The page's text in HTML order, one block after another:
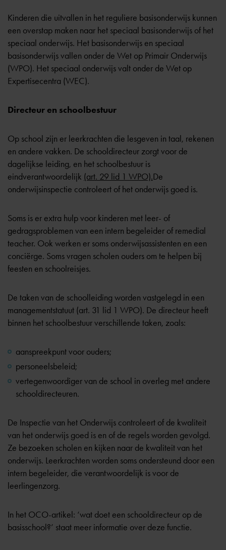
Kinderen die uitvallen in het reguliere basisonderwijs kunnen
een overstap maken naar het speciaal basisonderwijs of het
speciaal onderwijs. Het basisonderwijs en speciaal
basisonderwijs vallen onder de Wet op Primair Onderwijs
(WPO). Het speciaal onderwijs valt onder de Wet op
Expertisecentra (WEC).
Directeur en schoolbestuur
Op school zijn er leerkrachten die lesgeven in taal, rekenen
en andere vakken. De schooldirecteur zorgt voor de
dagelijkse leiding, en het schoolbestuur is
eindverantwoordelijk (art. 29 lid 1 WPO).De
onderwijsinspectie controleert of het onderwijs goed is.
Soms is er extra hulp voor kinderen met leer- of
gedragsproblemen van een intern begeleider of remedial
teacher. Ook werken er soms onderwijsassistenten en een
conciërge. Soms vragen scholen ouders om te helpen bij
feesten en schoolreisjes.
De taken van de schoolleiding worden vastgelegd in een
managementstatuut (art. 31 lid 1 WPO). De directeur heeft
binnen het schoolbestuur verschillende taken, zoals:
aanspreekpunt voor ouders;
personeelsbeleid;
vertegenwoordiger van de school in overleg met andere
schooldirecteuren.
De Inspectie van het Onderwijs controleert of de kwaliteit
van het onderwijs goed is en of de regels worden gevolgd.
Ze bezoeken scholen en kijken naar de kwaliteit van het
onderwijs. Leerkrachten worden soms ondersteund door een
intern begeleider, die verantwoordelijk is voor de
leerlingenzorg.
In het OCO-artikel: ‘wat doet een schooldirecteur op de
basisschool?’ staat meer informatie over deze functie.